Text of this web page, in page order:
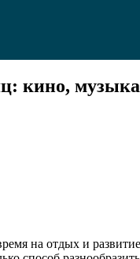
кино,
на отдых и